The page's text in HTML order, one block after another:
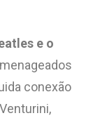
e o
conexão